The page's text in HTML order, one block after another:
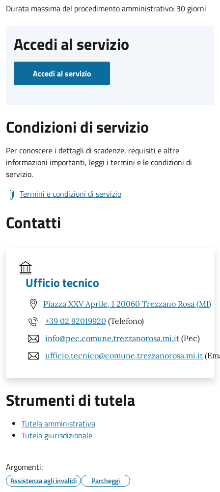
Durata massima del procedimento amministrativo: 30 giorni
Accedi al servizio
Accedi al servizio
Condizioni di servizio
Per conoscere i dettagli di scadenze, requisiti e altre
informazioni importanti, leggi i termini e le condizioni di
servizio.
Termini e condizioni di servizio
Contatti
Ufficio tecnico
Piazza XXV Aprile, 1 20060 Trezzano Rosa (MI)
+39 02 92019920 (Telefono)
info@pec.comune.trezzanorosa.mi.it (Pec)
ufficio.tecnico@comune.trezzanorosa.mi.it
Strumenti di tutela
Tutela amministrativa
Tutela giurisdizionale
Argomenti:
Assistenza agli invalidi Parcheggi